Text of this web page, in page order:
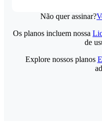
Não quer assinar?
Os planos incluem nossa
de
Explore nossos planos